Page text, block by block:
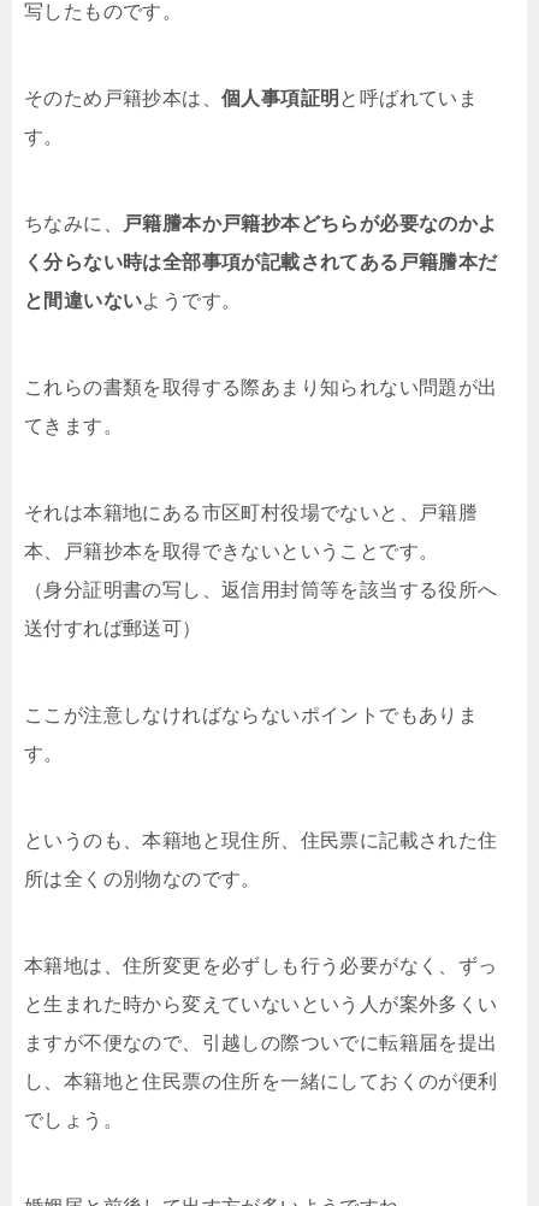
写したものです。
そのため戸籍抄本は、 個人事項証明 と呼ばれていま
す。
ちなみに、
戸籍謄本か戸籍抄本どちらが必要なのかよ
く分らない時は全部事項が記載されてある戸籍謄本だ
と間違いないようです。
これらの書類を取得する際あまり知られない問題が出
てきます。
それは本籍地にある市区町村役場でないと、戸籍謄
本、戸籍抄本を取得できないということです。
（身分証明書の写し、返信用封筒等を該当する役所へ
送付すれば郵送可）
ここが注意しなければならないポイントでもありま
す。
というのも、本籍地と現住所、住民票に記載された住
所は全くの別物なのです。
本籍地は、住所変更を必ずしも行う必要がなく、ずっ
と生まれた時から変えていないという人が案外多くい
ますが不便なので、引越しの際ついでに転籍届を提出
し、本籍地と住民票の住所を一緒にしておくのが便利
でしょう。